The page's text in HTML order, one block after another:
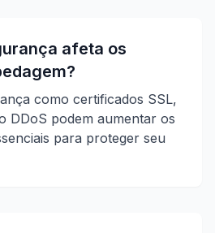
afeta os
como certificados SSL,
DDoS podem aumentar os
para proteger seu